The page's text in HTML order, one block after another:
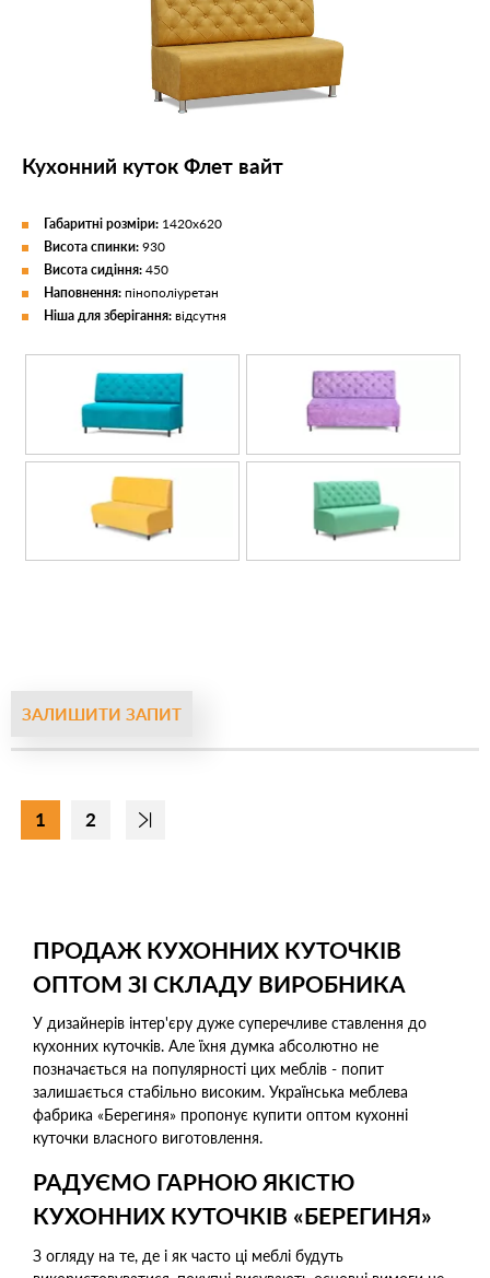
Кухонний куток Флет вайт
ЗАЛИШИТИ ЗАПИТ
Габаритні розміри: 1420x620
Висота спинки: 930
Висота сидіння: 450
Наповнення: пінополіуретан
Ніша для зберігання: відсутня
1 2
ПРОДАЖ КУХОННИХ КУТОЧКІВ
ОПТОМ ЗІ СКЛАДУ ВИРОБНИКА
У дизайнерів інтер'єру дуже суперечливе ставлення до
кухонних куточків. Але їхня думка абсолютно не
позначається на популярності цих меблів - попит
залишається стабільно високим. Українська меблева
фабрика «Берегиня» пропонує купити оптом кухонні
куточки власного виготовлення.
РАДУЄМО ГАРНОЮ ЯКІСТЮ
КУХОННИХ КУТОЧКІВ «БЕРЕГИНЯ»
З огляду на те, де і як часто ці меблі будуть